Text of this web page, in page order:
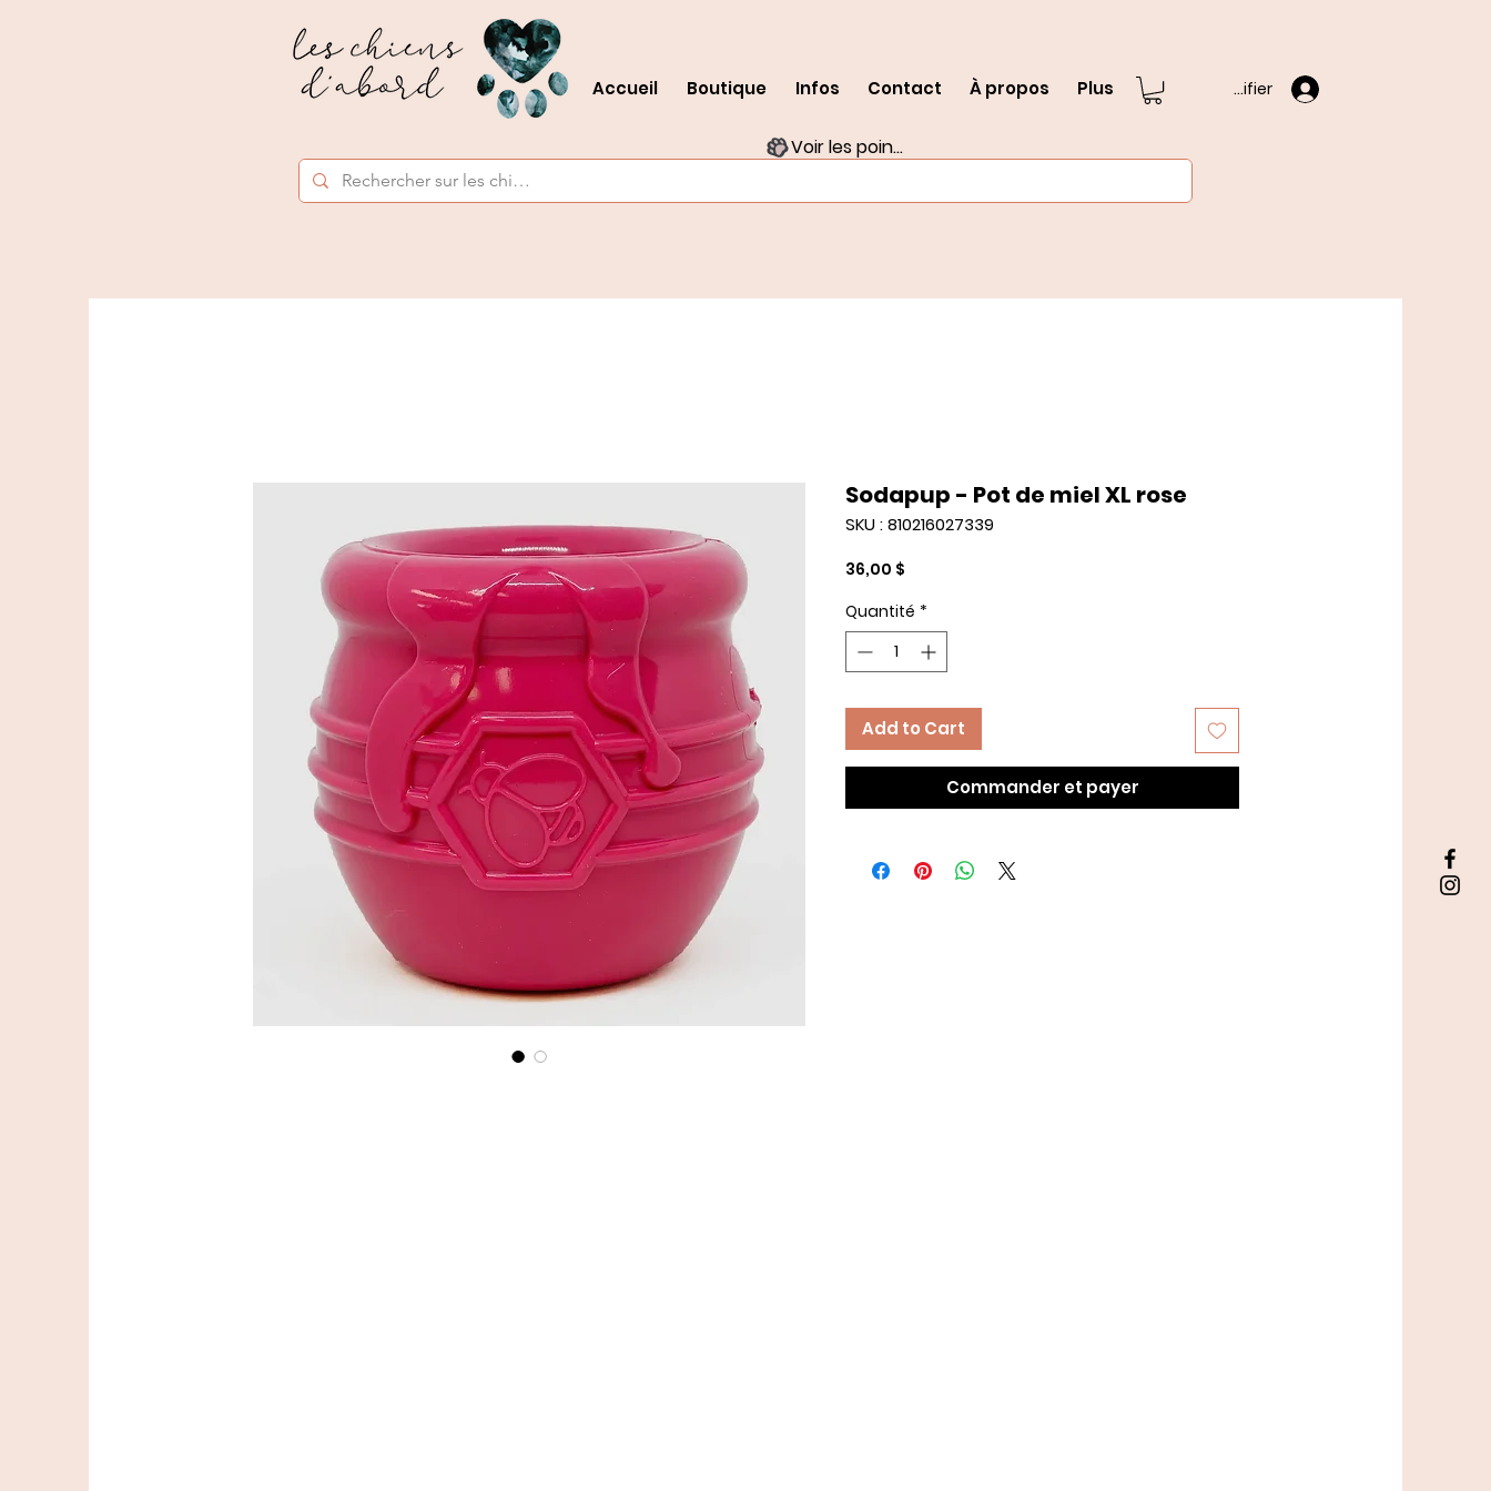
Accueil Boutique Infos Contact À propos Plus
Voir les points
S'identifier
Sodapup - Pot de miel XL rose
SKU : 810216027339
36,00 $
Quantité *
Add to Cart
Commander et payer